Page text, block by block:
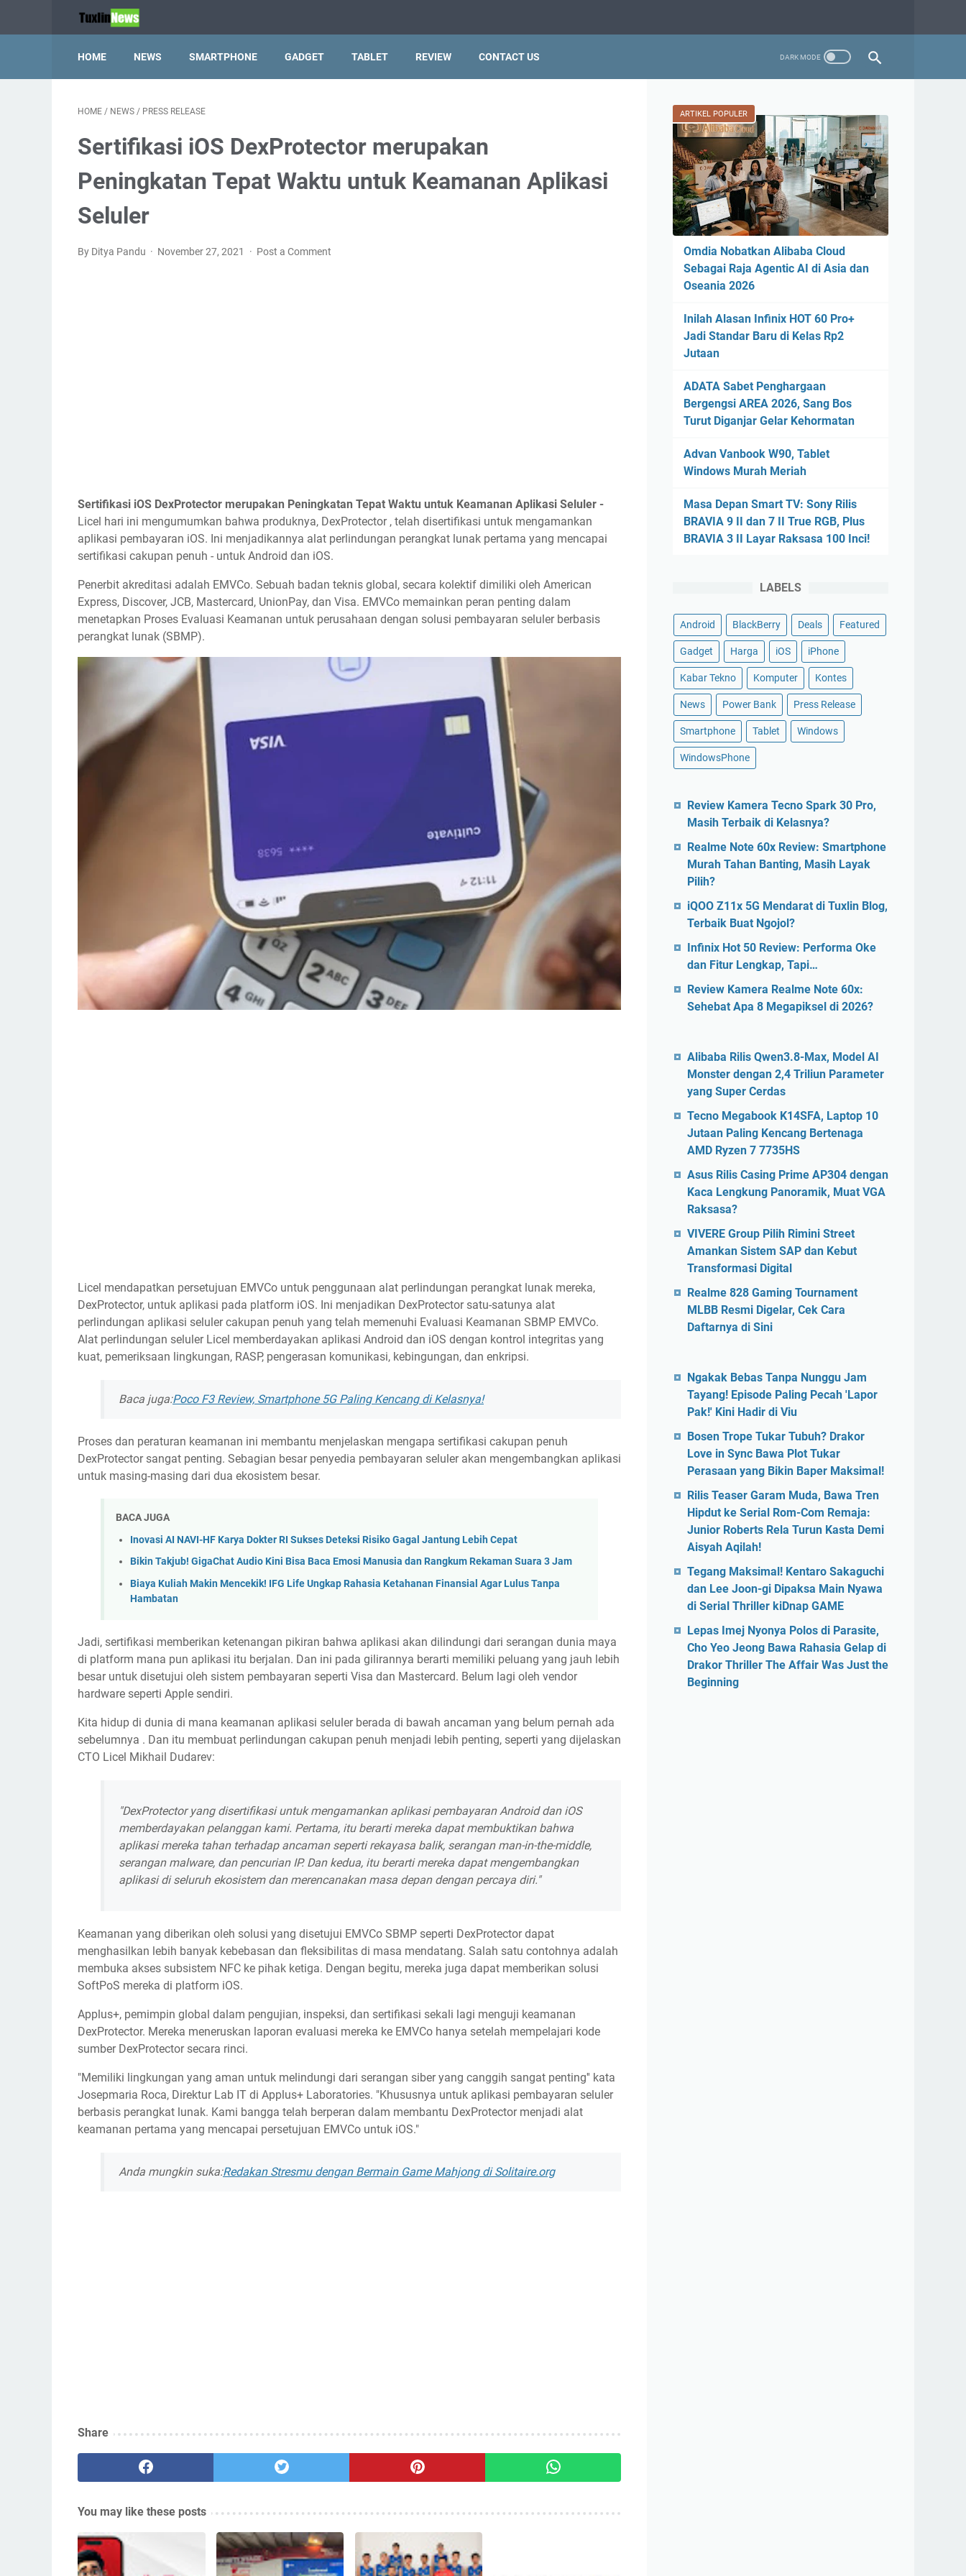
HOME NEWS SMARTPHONE GADGET TABLET REVIEW CONTACT US
HOME / NEWS / PRESS RELEASE
Sertifikasi iOS DexProtector merupakan
Peningkatan Tepat Waktu untuk Keamanan Aplikasi
Seluler
By Ditya Pandu November 27, 2021 Post a Comment
Sertifikasi iOS DexProtector merupakan Peningkatan Tepat Waktu untuk Keamanan Aplikasi Seluler -
Licel hari ini mengumumkan bahwa produknya, DexProtector , telah disertifikasi untuk mengamankan
aplikasi pembayaran iOS. Ini menjadikannya alat perlindungan perangkat lunak pertama yang mencapai
sertifikasi cakupan penuh - untuk Android dan iOS.
Penerbit akreditasi adalah EMVCo. Sebuah badan teknis global, secara kolektif dimiliki oleh American
Express, Discover, JCB, Mastercard, UnionPay, dan Visa. EMVCo memainkan peran penting dalam
menetapkan Proses Evaluasi Keamanan untuk perusahaan dengan solusi pembayaran seluler berbasis
perangkat lunak (SBMP).
Licel mendapatkan persetujuan EMVCo untuk penggunaan alat perlindungan perangkat lunak mereka,
DexProtector, untuk aplikasi pada platform iOS. Ini menjadikan DexProtector satu-satunya alat
perlindungan aplikasi seluler cakupan penuh yang telah memenuhi Evaluasi Keamanan SBMP EMVCo.
Alat perlindungan seluler Licel memberdayakan aplikasi Android dan iOS dengan kontrol integritas yang
kuat, pemeriksaan lingkungan, RASP, pengerasan komunikasi, kebingungan, dan enkripsi.
Baca juga:Poco F3 Review, Smartphone 5G Paling Kencang di Kelasnya!
Proses dan peraturan keamanan ini membantu menjelaskan mengapa sertifikasi cakupan penuh
DexProtector sangat penting. Sebagian besar penyedia pembayaran seluler akan mengembangkan aplikasi
untuk masing-masing dari dua ekosistem besar.
BACA JUGA
Inovasi AI NAVI-HF Karya Dokter RI Sukses Deteksi Risiko Gagal Jantung Lebih Cepat
Bikin Takjub! GigaChat Audio Kini Bisa Baca Emosi Manusia dan Rangkum Rekaman Suara 3 Jam
Biaya Kuliah Makin Mencekik! IFG Life Ungkap Rahasia Ketahanan Finansial Agar Lulus Tanpa
Hambatan
Jadi, sertifikasi memberikan ketenangan pikiran bahwa aplikasi akan dilindungi dari serangan dunia maya
di platform mana pun aplikasi itu berjalan. Dan ini pada gilirannya berarti memiliki peluang yang jauh lebih
besar untuk disetujui oleh sistem pembayaran seperti Visa dan Mastercard. Belum lagi oleh vendor
hardware seperti Apple sendiri.
Kita hidup di dunia di mana keamanan aplikasi seluler berada di bawah ancaman yang belum pernah ada
sebelumnya . Dan itu membuat perlindungan cakupan penuh menjadi lebih penting, seperti yang dijelaskan
CTO Licel Mikhail Dudarev:
"DexProtector yang disertifikasi untuk mengamankan aplikasi pembayaran Android dan iOS
memberdayakan pelanggan kami. Pertama, itu berarti mereka dapat membuktikan bahwa
aplikasi mereka tahan terhadap ancaman seperti rekayasa balik, serangan man-in-the-middle,
serangan malware, dan pencurian IP. Dan kedua, itu berarti mereka dapat mengembangkan
aplikasi di seluruh ekosistem dan merencanakan masa depan dengan percaya diri."
Keamanan yang diberikan oleh solusi yang disetujui EMVCo SBMP seperti DexProtector dapat
menghasilkan lebih banyak kebebasan dan fleksibilitas di masa mendatang. Salah satu contohnya adalah
membuka akses subsistem NFC ke pihak ketiga. Dengan begitu, mereka juga dapat memberikan solusi
SoftPoS mereka di platform iOS.
Applus+, pemimpin global dalam pengujian, inspeksi, dan sertifikasi sekali lagi menguji keamanan
DexProtector. Mereka meneruskan laporan evaluasi mereka ke EMVCo hanya setelah mempelajari kode
sumber DexProtector secara rinci.
"Memiliki lingkungan yang aman untuk melindungi dari serangan siber yang canggih sangat penting'' kata
Josepmaria Roca, Direktur Lab IT di Applus+ Laboratories. "Khususnya untuk aplikasi pembayaran seluler
berbasis perangkat lunak. Kami bangga telah berperan dalam membantu DexProtector menjadi alat
keamanan pertama yang mencapai persetujuan EMVCo untuk iOS."
Anda mungkin suka:Redakan Stresmu dengan Bermain Game Mahjong di Solitaire.org
Share
You may like these posts
ARTIKEL POPULER
Omdia Nobatkan Alibaba Cloud
Sebagai Raja Agentic AI di Asia dan
Oseania 2026
Inilah Alasan Infinix HOT 60 Pro+
Jadi Standar Baru di Kelas Rp2
Jutaan
ADATA Sabet Penghargaan
Bergengsi AREA 2026, Sang Bos
Turut Diganjar Gelar Kehormatan
Advan Vanbook W90, Tablet
Windows Murah Meriah
Masa Depan Smart TV: Sony Rilis
BRAVIA 9 II dan 7 II True RGB, Plus
BRAVIA 3 II Layar Raksasa 100 Inci!
LABELS
Android BlackBerry Deals Featured
Gadget Harga iOS iPhone
Kabar Tekno Komputer Kontes
News Power Bank Press Release
Smartphone Tablet Windows
WindowsPhone
Review Kamera Tecno Spark 30 Pro,
Masih Terbaik di Kelasnya?
Realme Note 60x Review: Smartphone
Murah Tahan Banting, Masih Layak
Pilih?
iQOO Z11x 5G Mendarat di Tuxlin Blog,
Terbaik Buat Ngojol?
Infinix Hot 50 Review: Performa Oke
dan Fitur Lengkap, Tapi…
Review Kamera Realme Note 60x:
Sehebat Apa 8 Megapiksel di 2026?
Alibaba Rilis Qwen3.8-Max, Model AI
Monster dengan 2,4 Triliun Parameter
yang Super Cerdas
Tecno Megabook K14SFA, Laptop 10
Jutaan Paling Kencang Bertenaga
AMD Ryzen 7 7735HS
Asus Rilis Casing Prime AP304 dengan
Kaca Lengkung Panoramik, Muat VGA
Raksasa?
VIVERE Group Pilih Rimini Street
Amankan Sistem SAP dan Kebut
Transformasi Digital
Realme 828 Gaming Tournament
MLBB Resmi Digelar, Cek Cara
Daftarnya di Sini
Ngakak Bebas Tanpa Nunggu Jam
Tayang! Episode Paling Pecah 'Lapor
Pak!' Kini Hadir di Viu
Bosen Trope Tukar Tubuh? Drakor
Love in Sync Bawa Plot Tukar
Perasaan yang Bikin Baper Maksimal!
Rilis Teaser Garam Muda, Bawa Tren
Hipdut ke Serial Rom-Com Remaja:
Junior Roberts Rela Turun Kasta Demi
Aisyah Aqilah!
Tegang Maksimal! Kentaro Sakaguchi
dan Lee Joon-gi Dipaksa Main Nyawa
di Serial Thriller kiDnap GAME
Lepas Imej Nyonya Polos di Parasite,
Cho Yeo Jeong Bawa Rahasia Gelap di
Drakor Thriller The Affair Was Just the
Beginning